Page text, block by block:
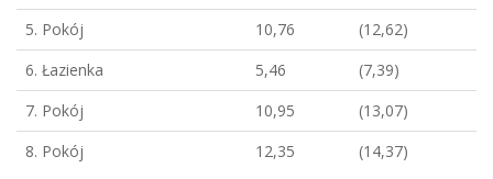
5. Pokój
10,76
(12,62)
6. Łazienka
5,46
(7,39)
7. Pokój
10,95
(13,07)
8. Pokój
12,35 (14,37)